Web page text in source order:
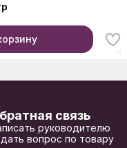
связь
руководителю
вопрос по товару